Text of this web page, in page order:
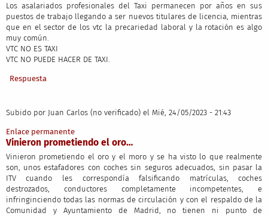
Los asalariados profesionales del Taxi permanecen por años en sus
puestos de trabajo llegando a ser nuevos titulares de licencia, mientras
que en el sector de los vtc la precariedad laboral y la rotación es algo
muy común.
VTC NO ES TAXI
VTC NO PUEDE HACER DE TAXI.
Respuesta
Subido por Juan Carlos (no verificado) el Mié, 24/05/2023 - 21:43
Enlace permanente
Vinieron prometiendo el oro…
Vinieron prometiendo el oro y el moro y se ha visto lo que realmente
son, unos estafadores con coches sin seguros adecuados, sin pasar la
ITV cuando les correspondía falsificando matrículas, coches
destrozados, conductores completamente incompetentes, e
infringinciendo todas las normas de circulación y con el respaldo de la
Comunidad y Ayuntamiento de Madrid, no tienen ni punto de